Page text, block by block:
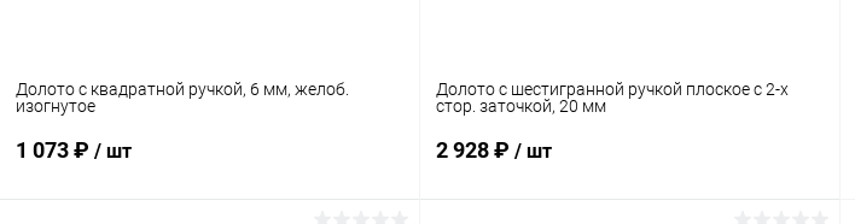
Долото с квадратной ручкой, 6 мм, желоб.
изогнутое
1 073 ₽ / шт
Долото с шестигранной ручкой плоское с 2-х
стор. заточкой, 20 мм
2 928 ₽ / шт